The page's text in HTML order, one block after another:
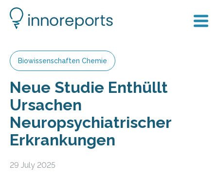
Biowissenschaften Chemie
Neue Studie Enthüllt
Ursachen
Neuropsychiatrischer
Erkrankungen
29 July 2025